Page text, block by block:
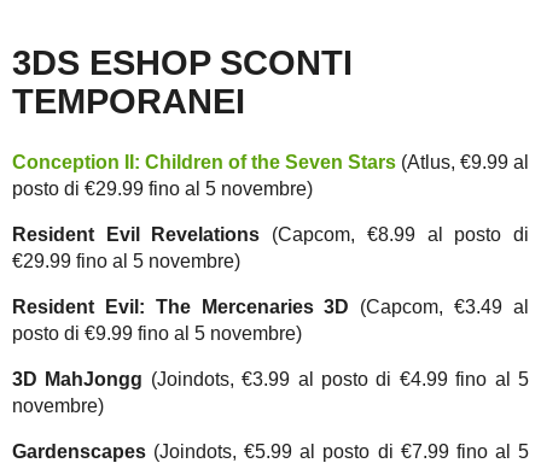
3DS ESHOP SCONTI
TEMPORANEI
Conception II: Children of the Seven Stars (Atlus, €9.99 al
posto di €29.99 fino al 5 novembre)
Resident Evil Revelations (Capcom, €8.99 al posto di
€29.99 fino al 5 novembre)
Resident Evil: The Mercenaries 3D (Capcom, €3.49 al
posto di €9.99 fino al 5 novembre)
3D MahJongg (Joindots, €3.99 al posto di €4.99 fino al 5
novembre)
Gardenscapes (Joindots, €5.99 al posto di €7.99 fino al 5